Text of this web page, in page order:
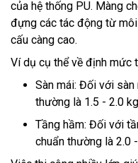
của hệ thống PU. Màng
đựng các tác động từ
cấu càng cao.
Ví dụ cụ thể về định mức
Sàn mái: Đối với
thường là 1.5 - 2.0
Tầng hầm: Đối với
chuẩn thường là 2.0